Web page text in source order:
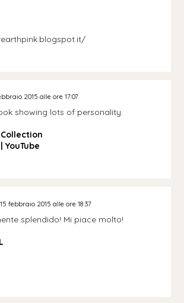
2015 alle ore 17:07
showing lots of personality.
YouTube
15 febbraio 2015 alle ore 18:37
splendido! Mi piace molto!